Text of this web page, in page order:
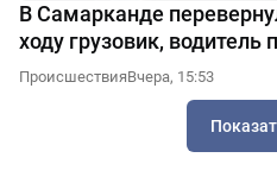
В Самарканде
ходу грузовик, водитель
ПроисшествияВчера, 15:53